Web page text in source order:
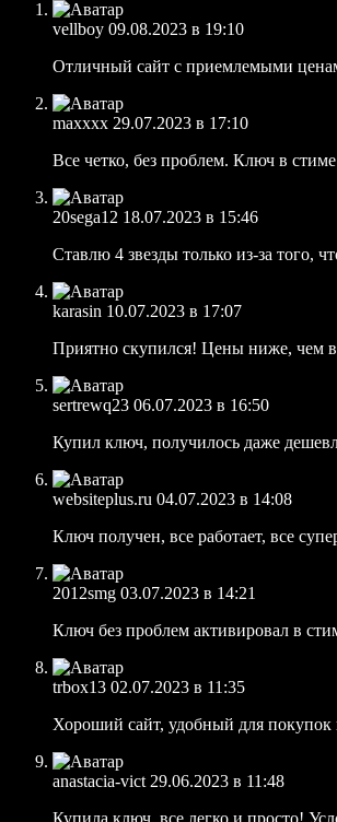
vellboy 09.08.2023 в 19:10
Отличный сайт с приемлемыми
maxxxx 29.07.2023 в 17:10
Все четко, без проблем. Ключ в
20sega12 18.07.2023 в 15:46
Ставлю 4 звезды только из-за того,
karasin 10.07.2023 в 17:07
Приятно скупился! Цены ниже, чем
sertrewq23 06.07.2023 в 16:50
Купил ключ, получилось даже
websiteplus.ru 04.07.2023 в 14:08
Ключ получен, все работает, все
2012smg 03.07.2023 в 14:21
Ключ без проблем активировал в
trbox13 02.07.2023 в 11:35
Хороший сайт, удобный для
anastacia-vict 29.06.2023 в 11:48
Купила ключ, все легко и просто!